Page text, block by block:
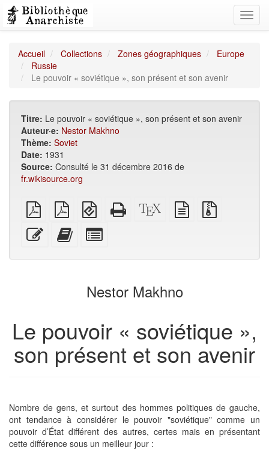
Accueil Collections Zones géographiques
Europe
Russie
Le pouvoir « soviétique », son présent et son avenir
Titre: Le pouvoir « soviétique », son présent et son avenir
Auteur·e: Nestor Makhno
Thème: Soviet
Date: 1931
Source: Consulté le 31 décembre 2016 de
fr.wikisource.org
PDF
brut
PDF
A4
imposé
EPUB
(pour
appareils
mobiles)
HTML
autonome
Source
XeLaTeX
texte
source
Modifier
ce
Ajouter
ce
au
livres
parties
le
générateur
Nestor Makhno
Le pouvoir « soviétique »,
son présent et son avenir
Nombre de gens, et surtout des hommes politiques de gauche,
ont tendance à considérer le pouvoir "soviétique" comme un
pouvoir d’État différent des autres, certes mais en présentant
cette différence sous un meilleur jour :